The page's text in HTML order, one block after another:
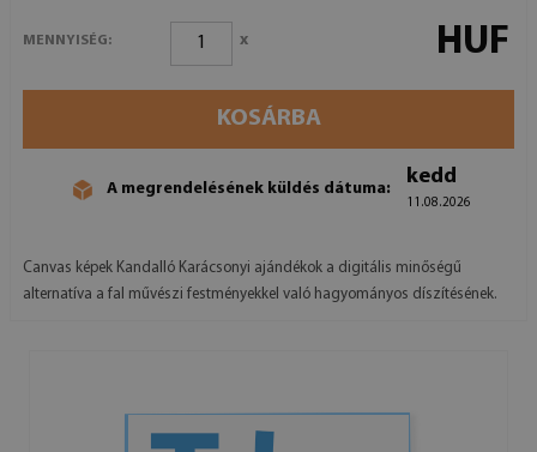
MENNYISÉG: x HUF
KOSÁRBA
A megrendelésének küldés dátuma:
kedd
11.08.2026
Canvas képek Kandalló Karácsonyi ajándékok a digitális minőségű
alternatíva a fal művészi festményekkel való hagyományos díszítésének.